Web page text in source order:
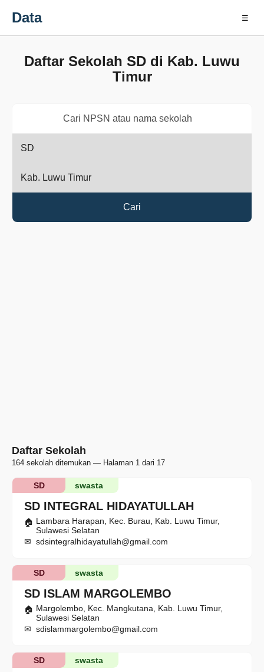
Data ☰
Daftar Sekolah SD di Kab. Luwu
Timur
Cari
Daftar Sekolah
164 sekolah ditemukan — Halaman 1 dari 17
SD INTEGRAL HIDAYATULLAH
swasta
SD
Lambara Harapan, Kec. Burau, Kab. Luwu Timur,
Sulawesi Selatan
sdsintegralhidayatullah@gmail.com
SD ISLAM MARGOLEMBO
swasta
SD
Margolembo, Kec. Mangkutana, Kab. Luwu Timur,
Sulawesi Selatan
sdislammargolembo@gmail.com
swasta
SD